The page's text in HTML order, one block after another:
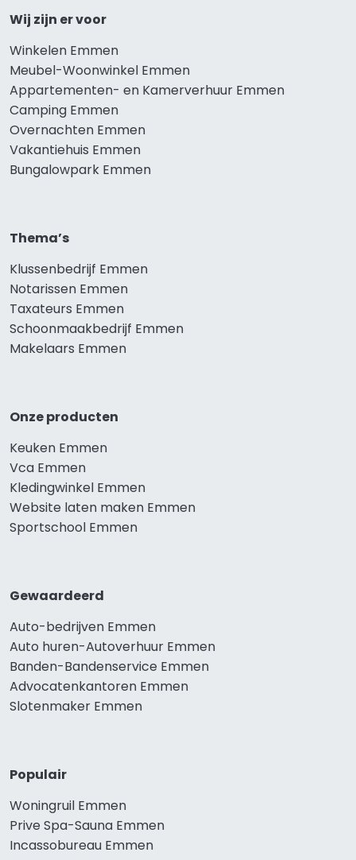
Wij zijn er voor
Winkelen Emmen
Meubel-Woonwinkel Emmen
Appartementen- en Kamerverhuur Emmen
Camping Emmen
Overnachten Emmen
Vakantiehuis Emmen
Bungalowpark Emmen
Thema’s
Klussenbedrijf Emmen
Notarissen Emmen
Taxateurs Emmen
Schoonmaakbedrijf Emmen
Makelaars Emmen
Onze producten
Keuken Emmen
Vca Emmen
Kledingwinkel Emmen
Website laten maken Emmen
Sportschool Emmen
Gewaardeerd
Auto-bedrijven Emmen
Auto huren-Autoverhuur Emmen
Banden-Bandenservice Emmen
Advocatenkantoren Emmen
Slotenmaker Emmen
Populair
Woningruil Emmen
Prive Spa-Sauna Emmen
Incassobureau Emmen